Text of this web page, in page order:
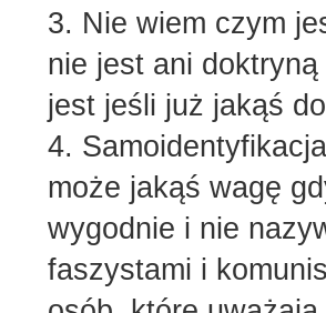
3. Nie wiem czym
nie jest ani
jest jeśli już jakąś
4.
może jakąś wagę
wygodnie i nie
faszystami i